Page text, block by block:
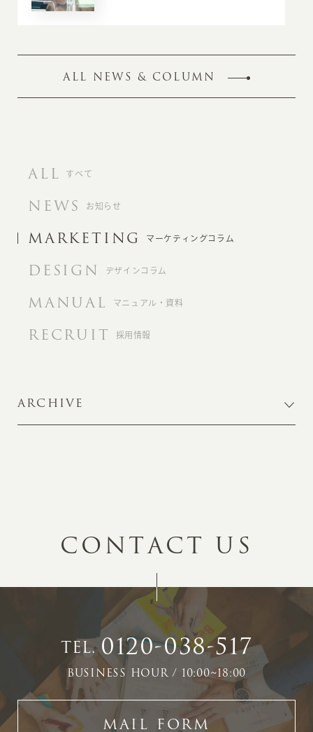
ALL NEWS & COLUMN
ALL すべて
NEWS お知らせ
MARKETING マーケティングコラム
DESIGN デザインコラム
MANUAL マニュアル・資料
RECRUIT 採用情報
ARCHIVE
CONTACT US
TEL.0120-038-517
BUSINESS HOUR / 10:00~18:00
MAIL FORM